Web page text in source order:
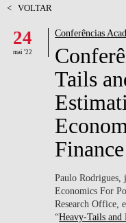
DOCENTES E
COMUNIDADE
LIFE AT NOVA SBE
WHAT'S HAPPENING
< VOLTAR
24
mai '22
Conferências
Tails
Finance
Paulo Rodrigues,
Economics For
Research Office,
“Heavy-Tails and